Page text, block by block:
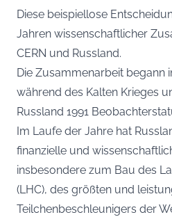
Diese beispiellose
Jahren wissenschaftlicher
CERN und Russland.
Die Zusammenarbeit begann
während des Kalten Krieges
Russland 1991
Im Laufe der Jahre hat
finanzielle und
insbesondere zum Bau des
(LHC), des größten und
Teilchenbeschleunigers der